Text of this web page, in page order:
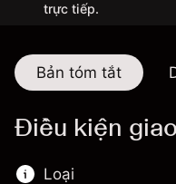
trực tiếp.
Bản tóm tắt
Điều kiện
Loại